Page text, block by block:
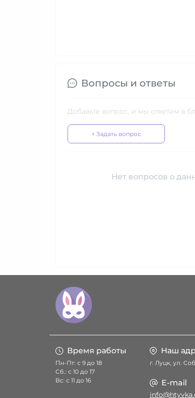
Вопросы и ответы
Добавьте вопрос, и мы ответим в
+ Задать вопрос
Нет вопросов о
Время работы
Пн-Пт: с 9 до 18
Сб.: с 10 до 17
Вс: с 11 до 16
Наш
г. Луцк, ул.
E-mail